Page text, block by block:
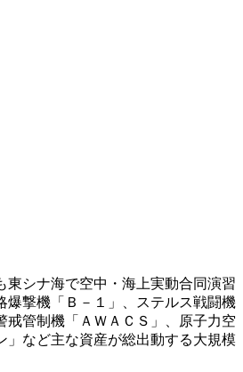
東シナ海で空中・海上実動合同演習
爆撃機「Ｂ－１」、ステルス戦闘機
戒管制機「ＡＷＡＣＳ」、原子力空
」など主な資産が総出動する大規模